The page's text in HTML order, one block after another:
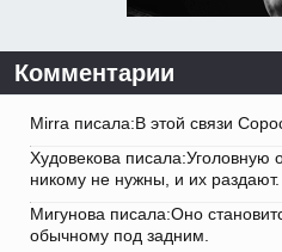
Комментарии
Mirra писала:В этой связи
Худовекова писала:Уголовную
никому не нужны, и их раздают.
Мигунова писала:Оно
обычному под задним.